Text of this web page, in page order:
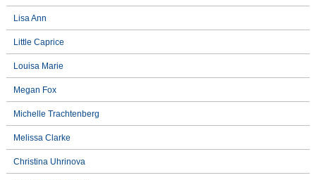
Lisa Ann
Little Caprice
Louisa Marie
Megan Fox
Michelle Trachtenberg
Melissa Clarke
Christina Uhrinova